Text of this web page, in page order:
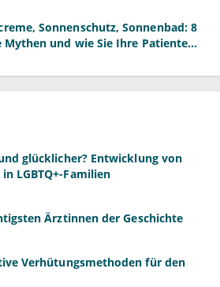
Sonnenschutz, Sonnenbad: 8
Mythen und wie Sie Ihre Patienten
glücklicher? Entwicklung von
LGBTQ+-Familien
Ärztinnen der Geschichte
Verhütungsmethoden für den